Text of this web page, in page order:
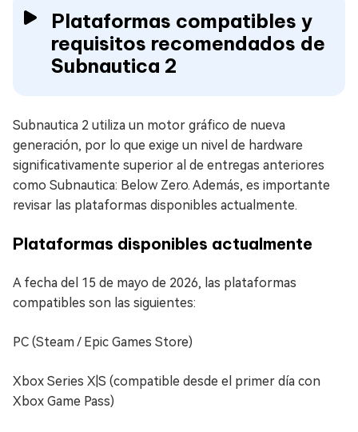
Plataformas compatibles y
requisitos recomendados de
Subnautica 2
Subnautica 2 utiliza un motor gráfico de nueva
generación, por lo que exige un nivel de hardware
significativamente superior al de entregas anteriores
como Subnautica: Below Zero. Además, es importante
revisar las plataformas disponibles actualmente.
Plataformas disponibles actualmente
A fecha del 15 de mayo de 2026, las plataformas
compatibles son las siguientes:
PC (Steam / Epic Games Store)
Xbox Series X|S (compatible desde el primer día con
Xbox Game Pass)